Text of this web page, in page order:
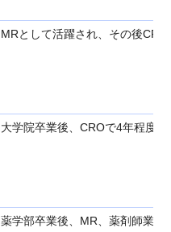
MRとして活躍され、その後
大学院卒業後、CROで4年程度
薬学部卒業後、MR、薬剤師業